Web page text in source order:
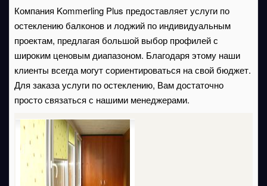
Компания Kommerling Plus предоставляет услуги по
остеклению балконов и лоджий по индивидуальным
проектам, предлагая большой выбор профилей с
широким ценовым диапазоном. Благодаря этому наши
клиенты всегда могут сориентироваться на свой бюджет.
Для заказа услуги по остеклению, Вам достаточно
просто связаться с нашими менеджерами.